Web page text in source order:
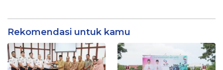
2024
Rekomendasi untuk kamu